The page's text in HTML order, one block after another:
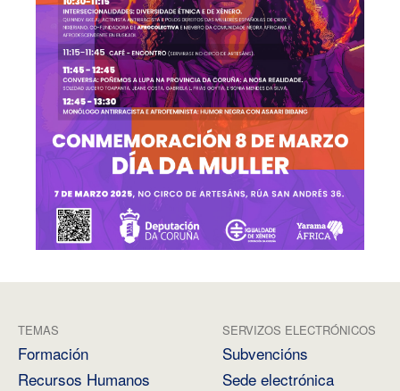
TEMAS
Formación
Recursos Humanos
SERVIZOS ELECTRÓNICOS
Subvencións
Sede electrónica